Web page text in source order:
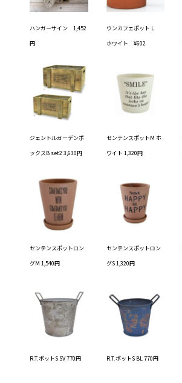
ハンガーサイン 1,452
円
ウンカフェポットＬ
ホワイト ¥602
ジェントルガーデンボ
ックスB set2 3,630円
センテンスポットM ホ
ワイト 1,320円
センテンスポットロン
グM 1,540円
センテンスポットロン
グS 1,320円
R.T.ポットS SV 770円 R.T.ポットS BL 770円